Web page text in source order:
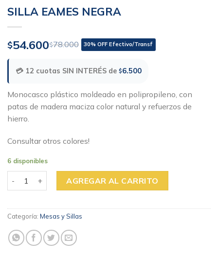
SILLA EAMES NEGRA
$54.600$78.000 30% OFF Efectivo/Transf
💳 12 cuotas SIN INTERÉS de $6.500
Monocasco plástico moldeado en polipropileno, con
patas de madera maciza color natural y refuerzos de
hierro.
Consultar otros colores!
6 disponibles
AGREGAR AL CARRITO
Categoría: Mesas y Sillas